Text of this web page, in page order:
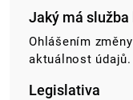
Jaký má
Ohlášením
aktuálnost údajů.
Legislativa